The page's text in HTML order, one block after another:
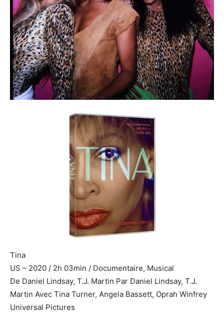
Tina
US – 2020 / 2h 03min / Documentaire, Musical
De Daniel Lindsay, T.J. Martin Par Daniel Lindsay, T.J.
Martin Avec Tina Turner, Angela Bassett, Oprah Winfrey
Universal Pictures